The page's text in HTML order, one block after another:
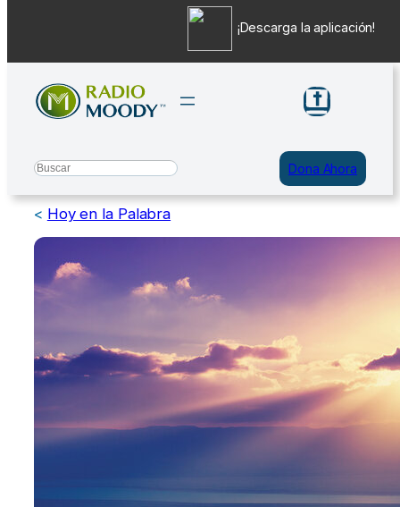
contenido
Search Dona Ahora
< Hoy en la Palabra
¡Descarga la aplicación!